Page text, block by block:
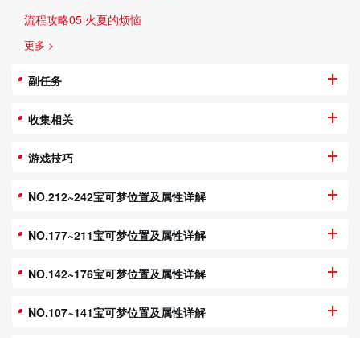
流程攻略05 火夏的烦恼
更多 >
副任务
收集相关
游戏技巧
NO.212~242宝可梦位置及属性详解
NO.177~211宝可梦位置及属性详解
NO.142~176宝可梦位置及属性详解
NO.107~141宝可梦位置及属性详解